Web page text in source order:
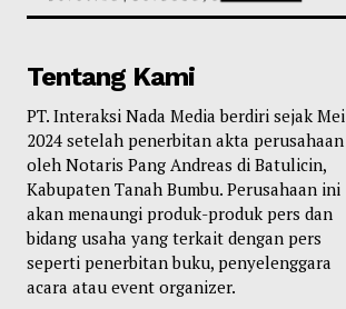
Tentang Kami
PT. Interaksi Nada Media berdiri sejak Mei
2024 setelah penerbitan akta perusahaan
oleh Notaris Pang Andreas di Batulicin,
Kabupaten Tanah Bumbu. Perusahaan ini
akan menaungi produk-produk pers dan
bidang usaha yang terkait dengan pers
seperti penerbitan buku, penyelenggara
acara atau event organizer.